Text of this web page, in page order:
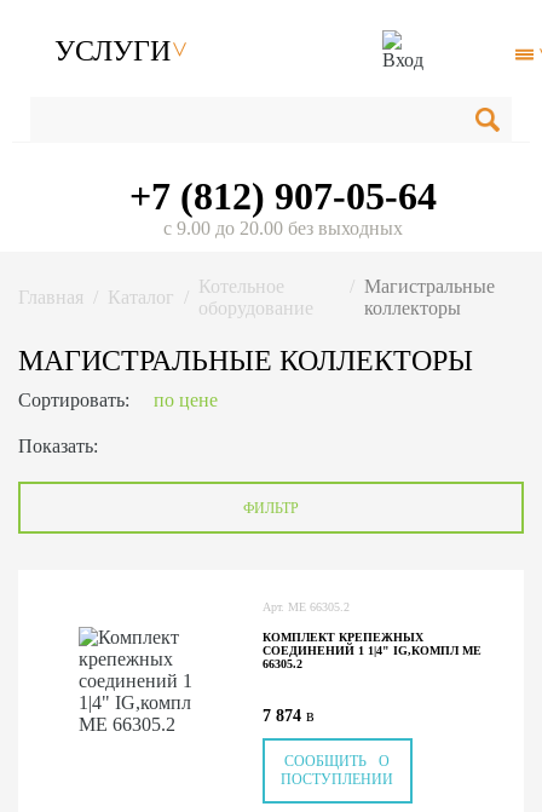
УСЛУГИ
+7 (812) 907-05-64
с 9.00 до 20.00 без выходных
Главная Каталог
Котельное
оборудование
Магистральные
коллекторы
МАГИСТРАЛЬНЫЕ КОЛЛЕКТОРЫ
Сортировать: по цене
Показать:
ФИЛЬТР
Арт. ME 66305.2
КОМПЛЕКТ КРЕПЕЖНЫХ
СОЕДИНЕНИЙ 1 1|4" IG,КОМПЛ ME
66305.2
7 874 в
СООБЩИТЬ О
ПОСТУПЛЕНИИ